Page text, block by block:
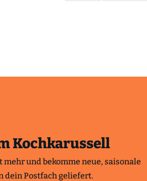
Kochkarussell
mehr und bekomme neue, saisonale
dein Postfach geliefert.